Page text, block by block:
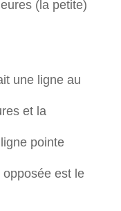
(la petite)
une ligne au
et la
pointe
est le